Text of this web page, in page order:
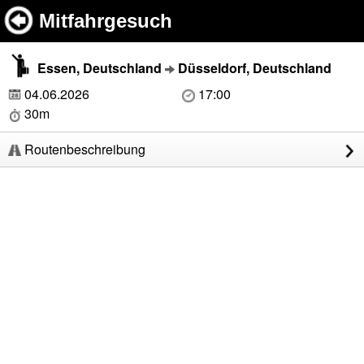
Mitfahrgesuch
Essen, Deutschland
Düsseldorf, Deutschland
04.06.2026
17:00
30m
Routenbeschreibung